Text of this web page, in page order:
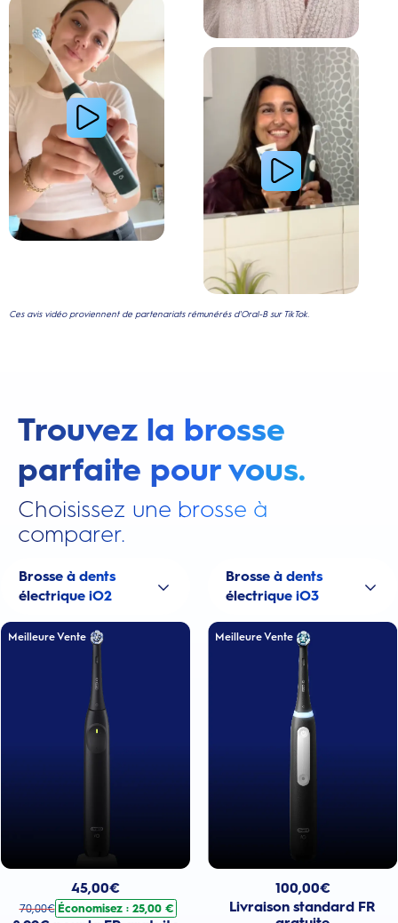
Lire la vidéo : Le secret d’une jeune femme
Ces avis vidéo proviennent de partenariats rémunérés d'Oral-B sur TikTok.
Trouvez la brosse
parfaite pour vous.
Choisissez une brosse à
comparer.
Brosse à dents
électrique iO2
Meilleure Vente
45,00€
70,00€ Économisez : 25,00 €
Brosse à dents
électrique iO3
Meilleure Vente
100,00€
Livraison standard FR